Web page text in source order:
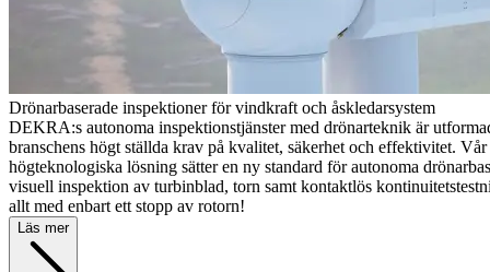
Drönarbaserade inspektioner för vindkraft och åskledarsystem
DEKRA:s autonoma inspektionstjänster med drönarteknik är
branschens högt ställda krav på kvalitet, säkerhet och effektivitet.
högteknologiska lösning sätter en ny standard för autonoma
visuell inspektion av turbinblad, torn samt kontaktlös
allt med enbart ett stopp av rotorn!
Läs mer